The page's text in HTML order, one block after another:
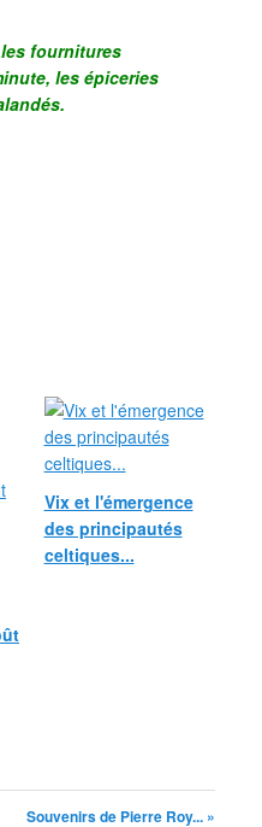
fournitures
les épiceries
Vix et l'émergence
des principautés
celtiques...
Souvenirs de Pierre Roy... »